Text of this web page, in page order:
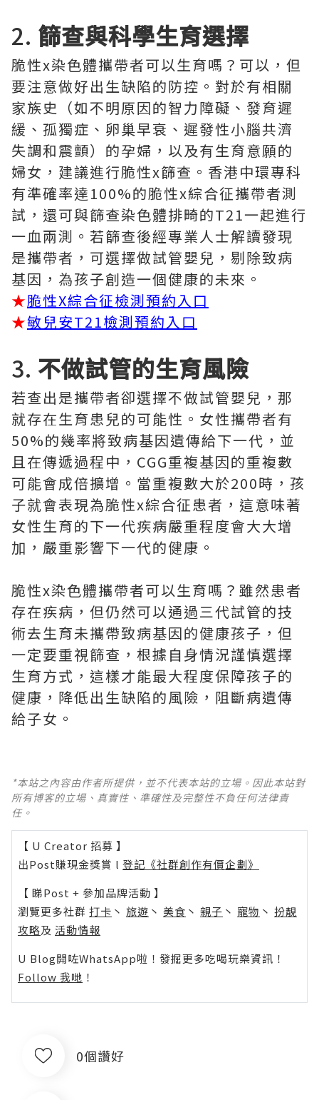
2. 篩查與科學生育選擇
脆性x染色體攜帶者可以生育嗎？可以，但
要注意做好出生缺陷的防控。對於有相關
家族史（如不明原因的智力障礙、發育遲
緩、孤獨症、卵巢早衰、遲發性小腦共濟
失調和震顫）的孕婦，以及有生育意願的
婦女，建議進行脆性x篩查。香港中環專科
有準確率達100%的脆性x綜合征攜帶者測
試，還可與篩查染色體排畸的T21一起進行
一血兩測。若篩查後經專業人士解讀發現
是攜帶者，可選擇做試管嬰兒，剔除致病
基因，為孩子創造一個健康的未來。
★脆性X綜合征檢測預約入口
★敏兒安T21檢測預約入口
3. 不做試管的生育風險
若查出是攜帶者卻選擇不做試管嬰兒，那
就存在生育患兒的可能性。女性攜帶者有
50%的幾率將致病基因遺傳給下一代，並
且在傳遞過程中，CGG重複基因的重複數
可能會成倍擴增。當重複數大於200時，孩
子就會表現為脆性x綜合征患者，這意味著
女性生育的下一代疾病嚴重程度會大大增
加，嚴重影響下一代的健康。
脆性x染色體攜帶者可以生育嗎？雖然患者
存在疾病，但仍然可以通過三代試管的技
術去生育未攜帶致病基因的健康孩子，但
一定要重視篩查，根據自身情況謹慎選擇
生育方式，這樣才能最大程度保障孩子的
健康，降低出生缺陷的風險，阻斷病遺傳
給子女。
*本站之內容由作者所提供，並不代表本站的立場。因此本站對
所有博客的立場、真實性、準確性及完整性不負任何法律責
任。
【 U Creator 招募 】
出Post賺現金獎賞 l 登記《社群創作有價企劃》
【 睇Post + 參加品牌活動 】
瀏覽更多社群 打卡 丶 旅遊 丶 美食 丶 親子 丶 寵物 丶 扮靚
攻略及 活動情報
U Blog開咗WhatsApp啦！發掘更多吃喝玩樂資訊！
Follow 我哋 ！
0個讚好